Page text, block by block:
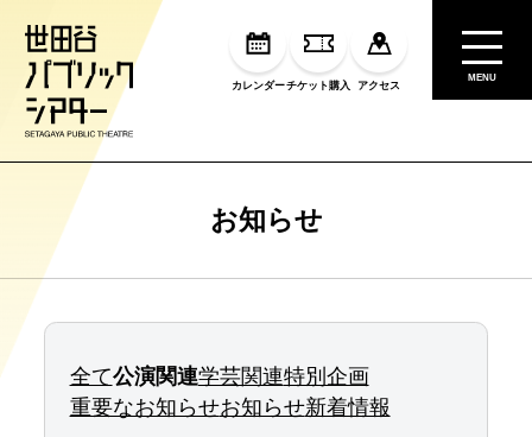
カレンダーチケット購入 アクセス
MENU
お知らせ
全て公演関連学芸関連特別企画
重要なお知らせお知らせ新着情報